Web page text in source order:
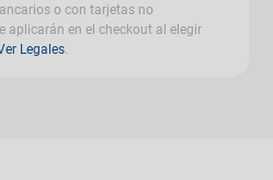
o con tarjetas no
aplicarán en el checkout al elegir
Legales.